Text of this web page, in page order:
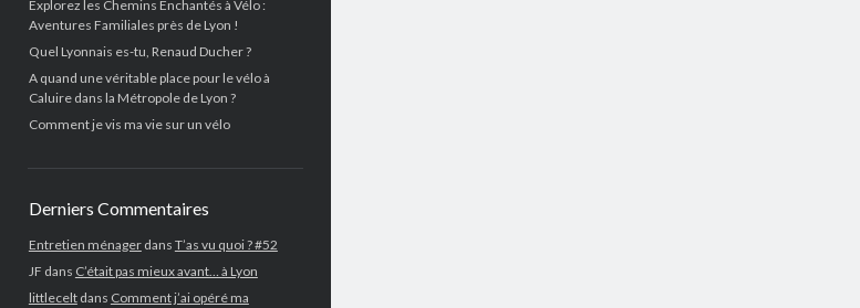
Explorez les Chemins Enchantés à Vélo :
Aventures Familiales près de Lyon !
Quel Lyonnais es-tu, Renaud Ducher ?
A quand une véritable place pour le vélo à
Caluire dans la Métropole de Lyon ?
Comment je vis ma vie sur un vélo
Derniers Commentaires
Entretien ménagerdans T’as vu quoi ? #52
JF dans C’était pas mieux avant… à Lyon
littleceltdans Comment j’ai opéré ma